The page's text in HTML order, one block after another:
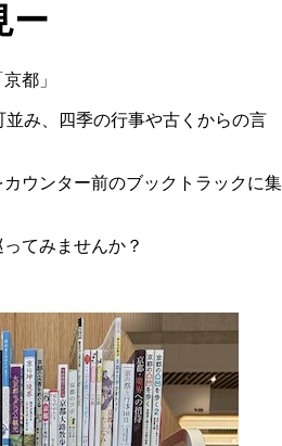
ー
都」
み、四季の行事や古くからの言
ウンター前のブックトラックに集
てみませんか？